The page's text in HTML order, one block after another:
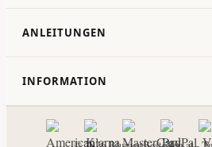
ANLEITUNGEN
INFORMATION